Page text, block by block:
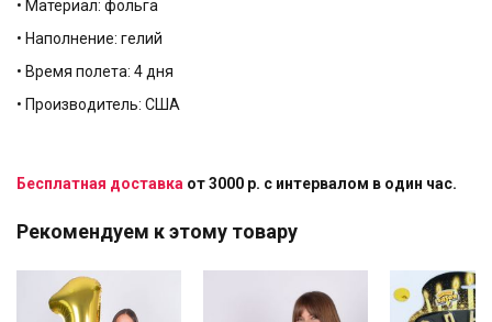
• Материал: фольга
• Наполнение: гелий
• Время полета: 4 дня
• Производитель: США
Бесплатная доставка от 3000 р. с интервалом в один час.
Рекомендуем к этому товару